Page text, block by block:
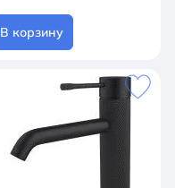
В корзину